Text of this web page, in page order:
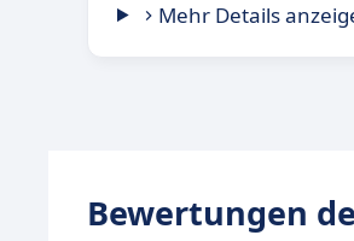
Mehr Details
Bewertungen